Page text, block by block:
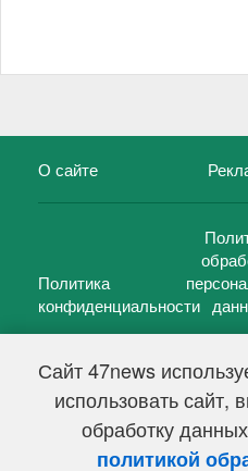
Сайт 47news
использовать сайт,
обработку
политикой
О сайте
Политика
конфиденциальности
47 новостей (47 news)2005 —
Свидетельство о регистрации
Федеральной службой по